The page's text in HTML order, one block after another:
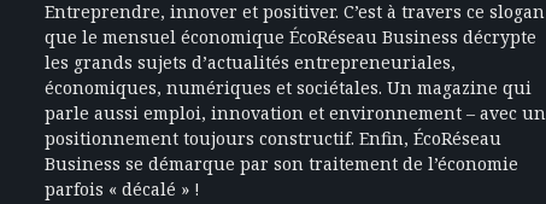
Entreprendre, innover et positiver. C’est à travers ce slogan
que le mensuel économique ÉcoRéseau Business décrypte
les grands sujets d’actualités entrepreneuriales,
économiques, numériques et sociétales. Un magazine qui
parle aussi emploi, innovation et environnement – avec un
positionnement toujours constructif. Enfin, ÉcoRéseau
Business se démarque par son traitement de l’économie
parfois « décalé » !